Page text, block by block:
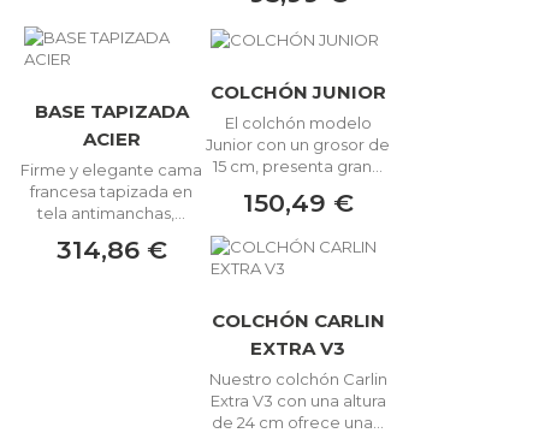
BASE TAPIZADA
ACIER
Firme y elegante cama
francesa tapizada en
tela antimanchas,...
314,86 €
COLCHÓN JUNIOR
El colchón modelo
Junior con un grosor de
15 cm, presenta gran...
150,49 €
COLCHÓN CARLIN
EXTRA V3
Nuestro colchón Carlin
Extra V3 con una altura
de 24 cm ofrece una...